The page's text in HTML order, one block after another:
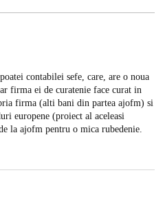
contabilei sefe, care, are o noua
firma ei de curatenie face curat in
firma (alti bani din partea ajofm) si
europene (proiect al aceleasi
la ajofm pentru o mica rubedenie.